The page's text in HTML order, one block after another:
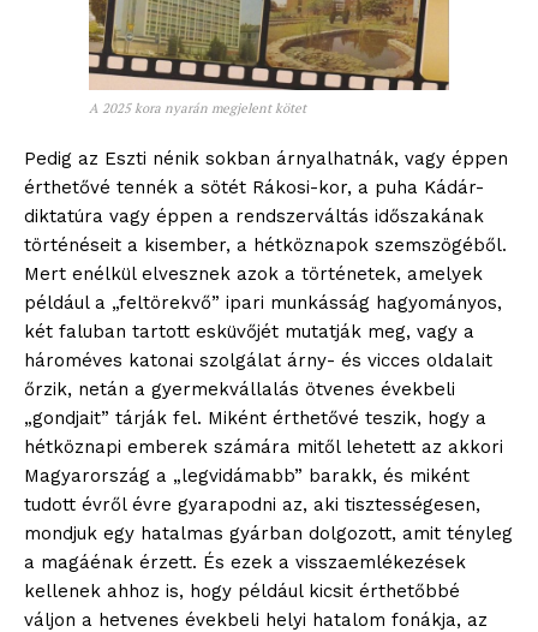
A 2025 kora nyarán megjelent kötet
Pedig az Eszti nénik sokban árnyalhatnák, vagy éppen
érthetővé tennék a sötét Rákosi-kor, a puha Kádár-
diktatúra vagy éppen a rendszerváltás időszakának
történéseit a kisember, a hétköznapok szemszögéből.
Mert enélkül elvesznek azok a történetek, amelyek
például a „feltörekvő” ipari munkásság hagyományos,
két faluban tartott esküvőjét mutatják meg, vagy a
hároméves katonai szolgálat árny- és vicces oldalait
őrzik, netán a gyermekvállalás ötvenes évekbeli
„gondjait” tárják fel. Miként érthetővé teszik, hogy a
hétköznapi emberek számára mitől lehetett az akkori
Magyarország a „legvidámabb” barakk, és miként
tudott évről évre gyarapodni az, aki tisztességesen,
mondjuk egy hatalmas gyárban dolgozott, amit tényleg
a magáénak érzett. És ezek a visszaemlékezések
kellenek ahhoz is, hogy például kicsit érthetőbbé
váljon a hetvenes évekbeli helyi hatalom fonákja, az